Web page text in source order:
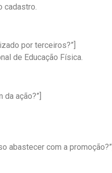
cadastro.
por terceiros?”]
de Educação Física.
ação?”]
abastecer com a promoção?”]